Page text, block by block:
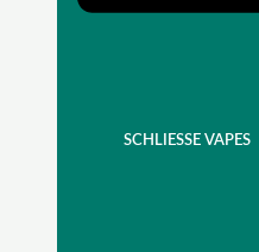
SCHLIESSE VAPES